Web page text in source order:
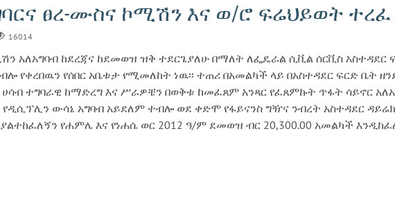
ፀረ-ሙስና ኮሚሽን እና ወ/ሮ ፍሬህይወት ተረፈ
16014
አለአግባብ ከደረጃና ከደመወዝ ዝቅ ተደርጌያለሁ በማለት ለፌዴራል ሲቪል ሰርቪስ አስተዳደር
የቀረበዉን የሰበር አቤቱታ የሚመለከት ነዉ፡፡ ተጠሪ በአመልካች ላይ በአስተዳደር ፍርድ ቤት
ተግባራዊ ከማድረግ እና ሥራዎቼን በወቅቱ ከመፈጸም አንጻር የፈጸምኩት ጥፋት ሳይኖር
ውሳኔ አግባብ አይደለም ተብሎ ወደ ቀድሞ የፋይናንስ ግዥና ንብረት አስተዳደር
የሐምሌ እና የነሐሴ ወር 2012 ዓ/ም ደመወዝ ብር 20,300.00 አመልካች